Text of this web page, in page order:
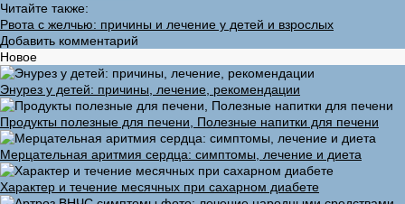
Читайте также:
Рвота с желчью: причины и лечение у детей и взрослых
Добавить комментарий
Новое
Энурез у детей: причины, лечение, рекомендации
Продукты полезные для печени, Полезные напитки для печени
Мерцательная аритмия сердца: симптомы, лечение и диета
Характер и течение месячных при сахарном диабете